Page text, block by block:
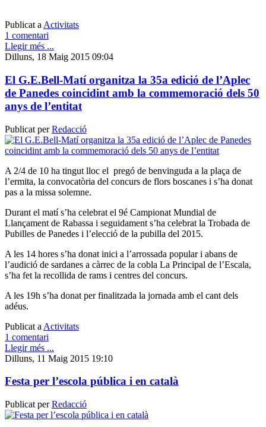
Publicat a Activitats
1 comentari
Llegir més ...
Dilluns, 18 Maig 2015 09:04
El G.E.Bell-Matí organitza la 35a edició de l’Aplec
de Panedes coincidint amb la commemoració dels 50
anys de l’entitat
Publicat perRedacció
A 2/4 de 10 ha tingut lloc el pregó de benvinguda a la plaça de
l’ermita, la convocatòria del concurs de flors boscanes i s’ha donat
pas a la missa solemne.
Durant el matí s’ha celebrat el 9é Campionat Mundial de
Llançament de Rabassa i seguidament s’ha celebrat la Trobada de
Pubilles de Panedes i l’elecció de la pubilla del 2015.
A les 14 hores s’ha donat inici a l’arrossada popular i abans de
l’audició de sardanes a càrrec de la cobla La Principal de l’Escala,
s’ha fet la recollida de rams i centres del concurs.
A les 19h s’ha donat per finalitzada la jornada amb el cant dels
adéus.
Publicat a Activitats
1 comentari
Llegir més ...
Dilluns, 11 Maig 2015 19:10
Festa per l’escola pública i en català
Publicat perRedacció